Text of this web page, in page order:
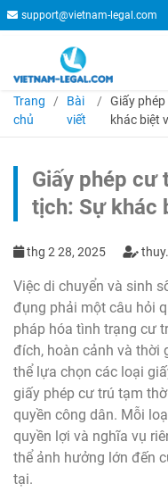
support@vietnam-legal.com
Trang
chủ
Bài
viết
Giấy
khác biệt
Giấy phép cư
tịch: Sự khác
thg 2 28, 2025
Việc di chuyển và sinh
đụng phải một câu hỏi
pháp hóa tình trạng cư
đích, hoàn cảnh và thời
thể lựa chọn các loại
giấy phép cư trú tạm
quyền công dân. Mỗi
quyền lợi và nghĩa vụ
thể ảnh hưởng lớn đến
tại.